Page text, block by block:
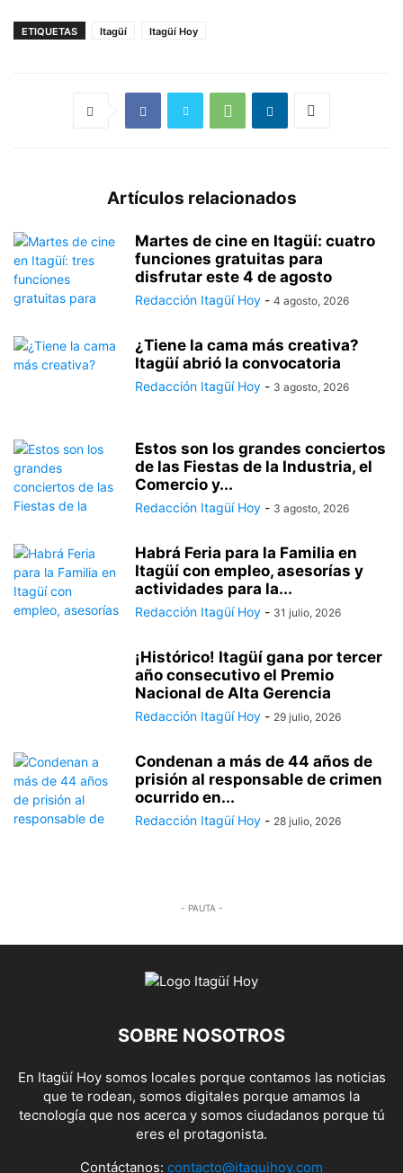
ETIQUETAS Itagüí Itagüí Hoy
Artículos relacionados
Martes de cine en Itagüí: cuatro
funciones gratuitas para
disfrutar este 4 de agosto
Redacción Itagüí Hoy - 4 agosto, 2026
¿Tiene la cama más creativa?
Itagüí abrió la convocatoria
Redacción Itagüí Hoy - 3 agosto, 2026
Estos son los grandes conciertos
de las Fiestas de la Industria, el
Comercio y...
Redacción Itagüí Hoy - 3 agosto, 2026
Habrá Feria para la Familia en
Itagüí con empleo, asesorías y
actividades para la...
Redacción Itagüí Hoy - 31 julio, 2026
¡Histórico! Itagüí gana por tercer
año consecutivo el Premio
Nacional de Alta Gerencia
Redacción Itagüí Hoy - 29 julio, 2026
Condenan a más de 44 años de
prisión al responsable de crimen
ocurrido en...
Redacción Itagüí Hoy - 28 julio, 2026
- PAUTA -
SOBRE NOSOTROS
En Itagüí Hoy somos locales porque contamos las noticias
que te rodean, somos digitales porque amamos la
tecnología que nos acerca y somos ciudadanos porque tú
eres el protagonista.
Contáctanos: contacto@itaguihoy.com